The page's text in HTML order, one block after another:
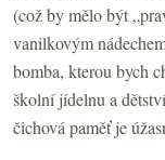
(což by mělo být
vanilkovým
bomba, kterou bych
školní jídelnu a
čichová paměť je